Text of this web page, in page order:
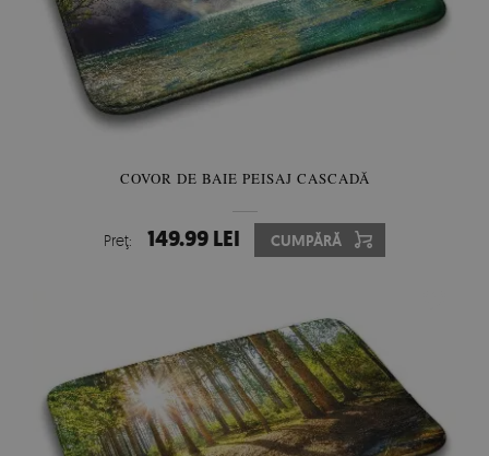
COVOR DE BAIE PEISAJ CASCADĂ
Preţ: 149.99 LEI CUMPĂRĂ